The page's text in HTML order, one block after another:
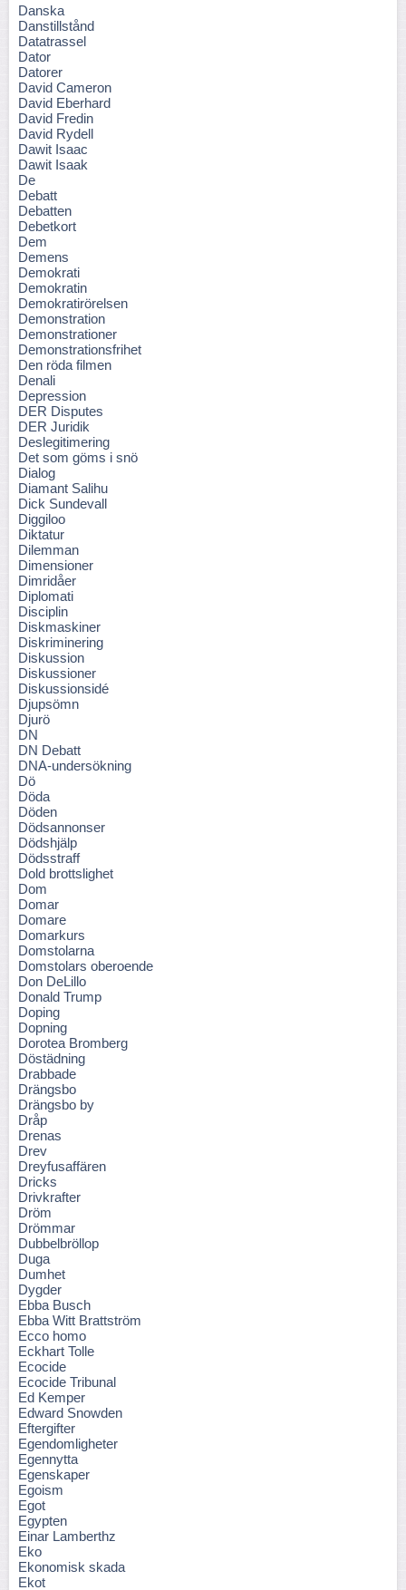
Danska
Danstillstånd
Datatrassel
Dator
Datorer
David Cameron
David Eberhard
David Fredin
David Rydell
Dawit Isaac
Dawit Isaak
De
Debatt
Debatten
Debetkort
Dem
Demens
Demokrati
Demokratin
Demokratirörelsen
Demonstration
Demonstrationer
Demonstrationsfrihet
Den röda filmen
Denali
Depression
DER Disputes
DER Juridik
Deslegitimering
Det som göms i snö
Dialog
Diamant Salihu
Dick Sundevall
Diggiloo
Diktatur
Dilemman
Dimensioner
Dimridåer
Diplomati
Disciplin
Diskmaskiner
Diskriminering
Diskussion
Diskussioner
Diskussionsidé
Djupsömn
Djurö
DN
DN Debatt
DNA-undersökning
Dö
Döda
Döden
Dödsannonser
Dödshjälp
Dödsstraff
Dold brottslighet
Dom
Domar
Domare
Domarkurs
Domstolarna
Domstolars oberoende
Don DeLillo
Donald Trump
Doping
Dopning
Dorotea Bromberg
Döstädning
Drabbade
Drängsbo
Drängsbo by
Dråp
Drenas
Drev
Dreyfusaffären
Dricks
Drivkrafter
Dröm
Drömmar
Dubbelbröllop
Duga
Dumhet
Dygder
Ebba Busch
Ebba Witt Brattström
Ecco homo
Eckhart Tolle
Ecocide
Ecocide Tribunal
Ed Kemper
Edward Snowden
Eftergifter
Egendomligheter
Egennytta
Egenskaper
Egoism
Egot
Egypten
Einar Lamberthz
Eko
Ekonomisk skada
Ekot